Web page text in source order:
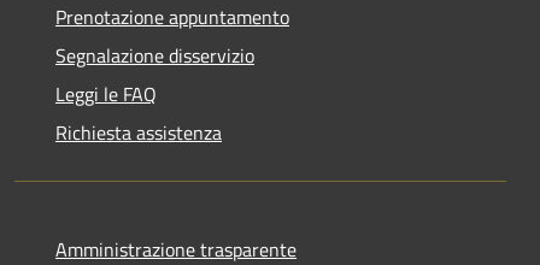
Prenotazione appuntamento
Segnalazione disservizio
Leggi le FAQ
Richiesta assistenza
Amministrazione trasparente